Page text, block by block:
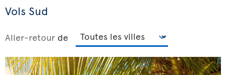
Vols Sud
Aller-retour de